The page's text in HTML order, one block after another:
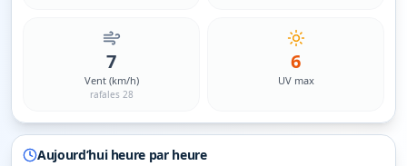
7
Vent (km/h)
rafales 28
6
UV max
Aujourd’hui heure par heure